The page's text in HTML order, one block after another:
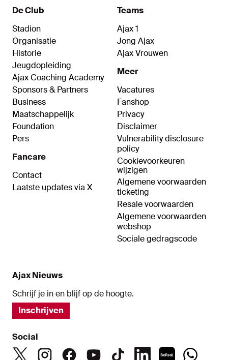
De Club
Stadion
Organisatie
Historie
Jeugdopleiding
Ajax Coaching Academy
Sponsors & Partners
Business
Maatschappelijk
Foundation
Pers
Fancare
Contact
Laatste updates via X
Teams
Ajax 1
Jong Ajax
Ajax Vrouwen
Meer
Vacatures
Fanshop
Privacy
Disclaimer
Vulnerability disclosure
policy
Cookievoorkeuren
wijzigen
Algemene voorwaarden
ticketing
Resale voorwaarden
Algemene voorwaarden
webshop
Sociale gedragscode
Ajax Nieuws
Schrijf je in en blijf op de hoogte.
Inschrijven
Social